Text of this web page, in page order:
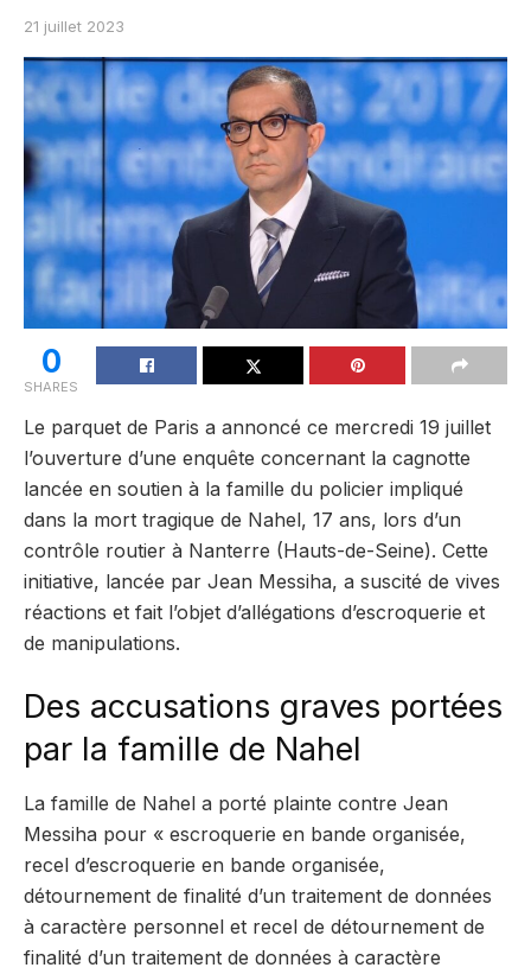
21 juillet 2023
0
SHARES
Le parquet de Paris a annoncé ce mercredi 19 juillet
l’ouverture d’une enquête concernant la cagnotte
lancée en soutien à la famille du policier impliqué
dans la mort tragique de Nahel, 17 ans, lors d’un
contrôle routier à Nanterre (Hauts-de-Seine). Cette
initiative, lancée par Jean Messiha, a suscité de vives
réactions et fait l’objet d’allégations d’escroquerie et
de manipulations.
Des accusations graves portées
par la famille de Nahel
La famille de Nahel a porté plainte contre Jean
Messiha pour « escroquerie en bande organisée,
recel d’escroquerie en bande organisée,
détournement de finalité d’un traitement de données
à caractère personnel et recel de détournement de
finalité d’un traitement de données à caractère